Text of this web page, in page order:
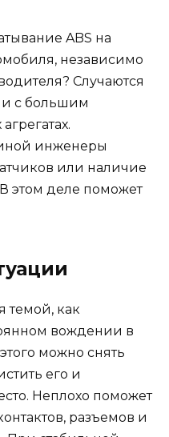
ABS на
независимо
Случаются
с большим
инженеры
или наличие
этом деле поможет
темой, как
вождении в
можно снять
его и
Неплохо поможет
разъемов и